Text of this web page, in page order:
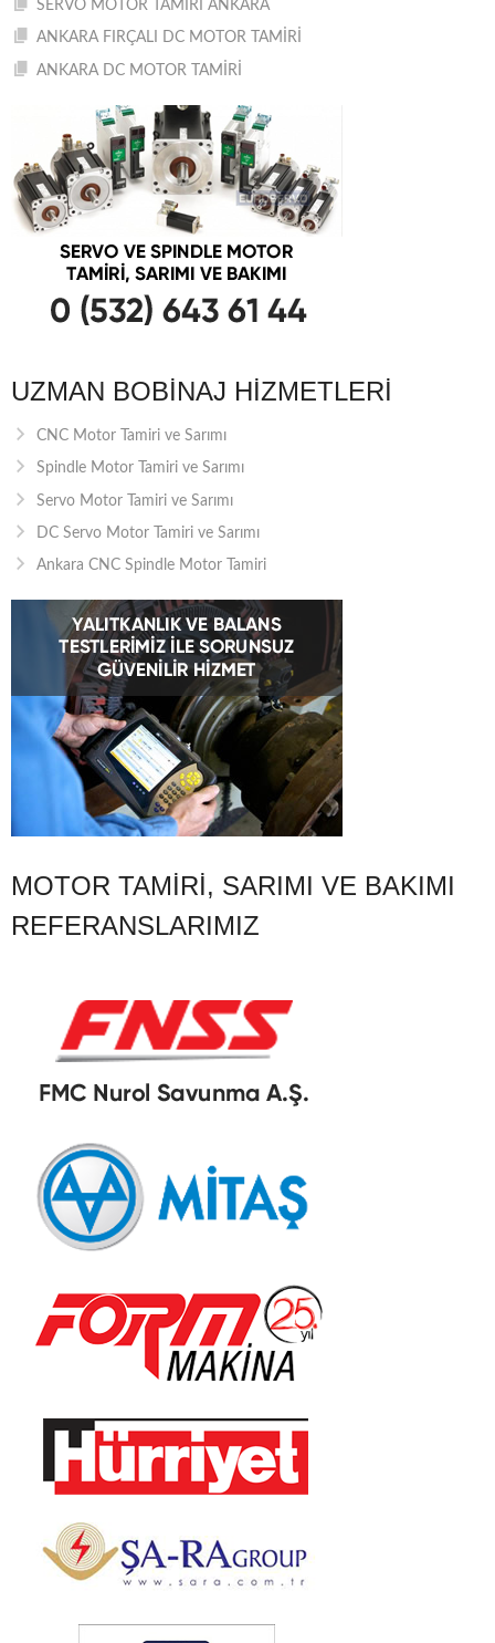
SERVO MOTOR TAMİRİ ANKARA
ANKARA FIRÇALI DC MOTOR TAMİRİ
ANKARA DC MOTOR TAMİRİ
UZMAN BOBINAJ HIZMETLERI
CNC Motor Tamiri ve Sarımı
Spindle Motor Tamiri ve Sarımı
Servo Motor Tamiri ve Sarımı
DC Servo Motor Tamiri ve Sarımı
Ankara CNC Spindle Motor Tamiri
MOTOR TAMIRI, SARIMI VE BAKIMI
REFERANSLARIMIZ